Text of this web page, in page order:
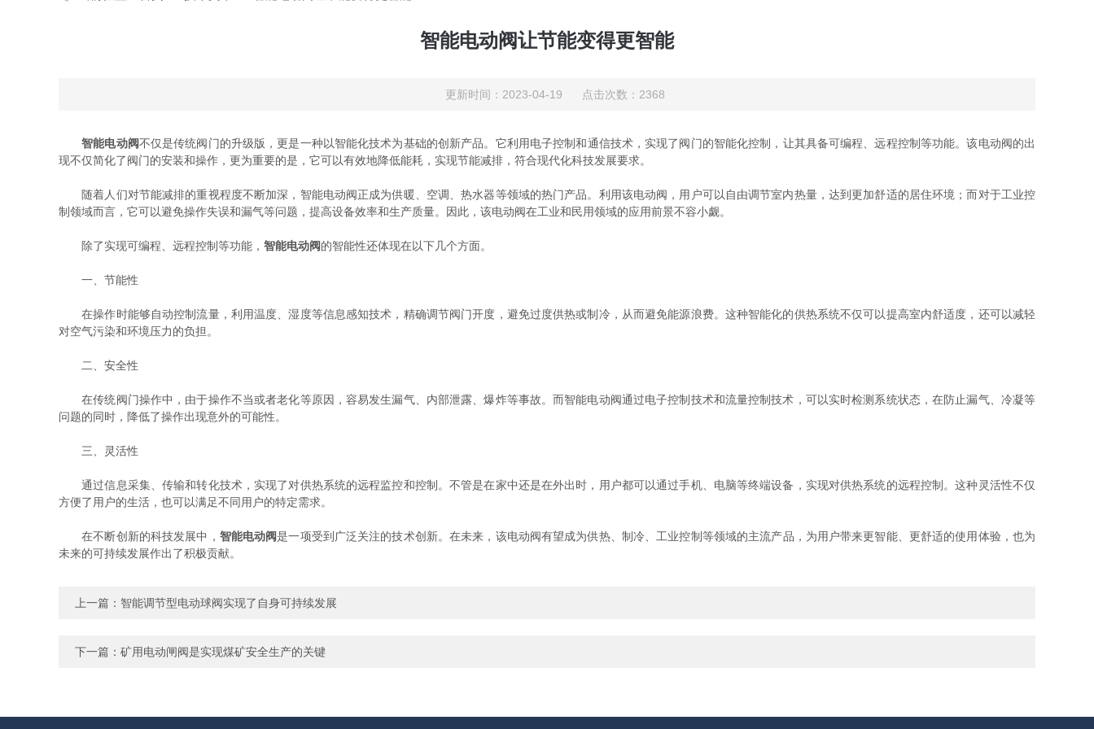
智能电动阀让节能变得更智能
更新时间：2023-04-19 点击次数：2368
智能电动阀不仅是传统阀门的升级版，更是一种以智能化技术为基础的创新产品。它利用电子控制和通信技术，实现了阀门的智能化控制，让其具备可编程、远程控制等功能。该电动阀的出
现不仅简化了阀门的安装和操作，更为重要的是，它可以有效地降低能耗，实现节能减排，符合现代化科技发展要求。
随着人们对节能减排的重视程度不断加深，智能电动阀正成为供暖、空调、热水器等领域的热门产品。利用该电动阀，用户可以自由调节室内热量，达到更加舒适的居住环境；而对于工业控
制领域而言，它可以避免操作失误和漏气等问题，提高设备效率和生产质量。因此，该电动阀在工业和民用领域的应用前景不容小觑。
除了实现可编程、远程控制等功能， 智能电动阀的智能性还体现在以下几个方面。
一、节能性
在操作时能够自动控制流量，利用温度、湿度等信息感知技术，精确调节阀门开度，避免过度供热或制冷，从而避免能源浪费。这种智能化的供热系统不仅可以提高室内舒适度，还可以减轻
对空气污染和环境压力的负担。
二、安全性
在传统阀门操作中，由于操作不当或者老化等原因，容易发生漏气、内部泄露、爆炸等事故。而智能电动阀通过电子控制技术和流量控制技术，可以实时检测系统状态，在防止漏气、冷凝等
问题的同时，降低了操作出现意外的可能性。
三、灵活性
通过信息采集、传输和转化技术，实现了对供热系统的远程监控和控制。不管是在家中还是在外出时，用户都可以通过手机、电脑等终端设备，实现对供热系统的远程控制。这种灵活性不仅
方便了用户的生活，也可以满足不同用户的特定需求。
在不断创新的科技发展中， 智能电动阀是一项受到广泛关注的技术创新。在未来，该电动阀有望成为供热、制冷、工业控制等领域的主流产品，为用户带来更智能、更舒适的使用体验，也为
未来的可持续发展作出了积极贡献。
上一篇： 智能调节型电动球阀实现了自身可持续发展
下一篇： 矿用电动闸阀是实现煤矿安全生产的关键